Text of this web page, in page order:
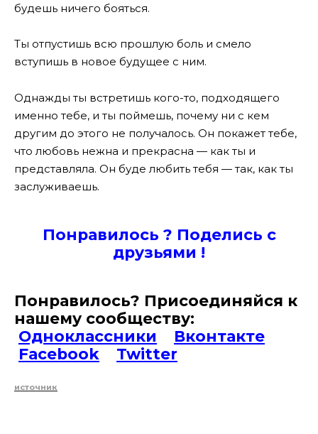
будешь ничего бояться.
Ты отпустишь всю прошлую боль и смело
вступишь в новое будущее с ним.
Однажды ты встретишь кого-то, подходящего
именно тебе, и ты поймешь, почему ни с кем
другим до этого не получалось. Он покажет тебе,
что любовь нежна и прекрасна — как ты и
представляла. Он буде любить тебя — так, как ты
заслуживаешь.
Понравилось ? Поделись с
друзьями !
Понравилось? Присоединяйся к
нашему сообществу:
Одноклассники
Вконтакте
Facebook
Twitter
источник